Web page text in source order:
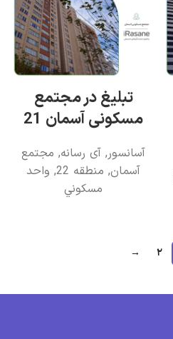
تبلیغ در مجتمع
مسکونی آسمان 21
آسانسور, آی رسانه, مجتمع
آسمان, منطقه 22 , واحد
مسکوني
۲ →